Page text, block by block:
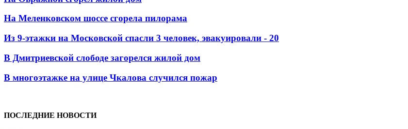
На Меленковском шоссе сгорела пилорама
Из 9-этажки на Московской спасли 3 человек, эвакуировали - 20
В Дмитриевской слободе загорелся жилой дом
В многоэтажке на улице Чкалова случился пожар
ПОСЛЕДНИЕ НОВОСТИ